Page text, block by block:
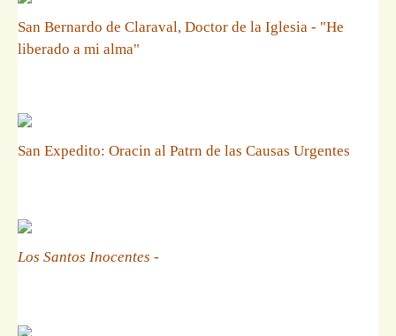
San Bernardo de Claraval, Doctor de la Iglesia - "He
liberado a mi alma"
San Expedito: Oracin al Patrn de las Causas Urgentes
Los Santos Inocentes -